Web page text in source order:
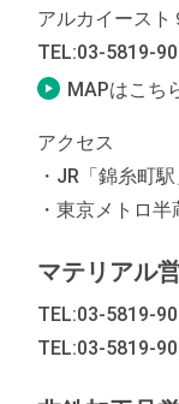
アルカイースト
TEL:03-5819-
MAPはこち
アクセス
・JR「錦糸町
・東京メトロ
マテリアル
TEL:03-5819-
TEL:03-5819-